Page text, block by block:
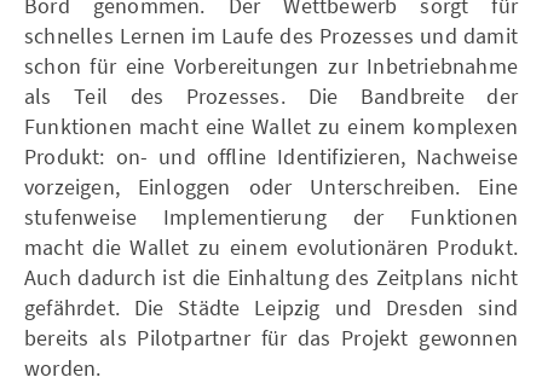
schnelles Lernen im Laufe des Prozesses und damit
schon für eine Vorbereitungen zur Inbetriebnahme
als Teil des Prozesses. Die Bandbreite der
Funktionen macht eine Wallet zu einem komplexen
Produkt: on- und offline Identifizieren, Nachweise
vorzeigen, Einloggen oder Unterschreiben. Eine
stufenweise Implementierung der Funktionen
macht die Wallet zu einem evolutionären Produkt.
Auch dadurch ist die Einhaltung des Zeitplans nicht
gefährdet. Die Städte Leipzig und Dresden sind
bereits als Pilotpartner für das Projekt gewonnen
worden.